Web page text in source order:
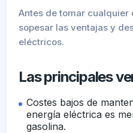
Antes de tomar
sopesar las ventajas y
eléctricos.
Las principales
Costes bajos de
energía eléctrica es
gasolina.